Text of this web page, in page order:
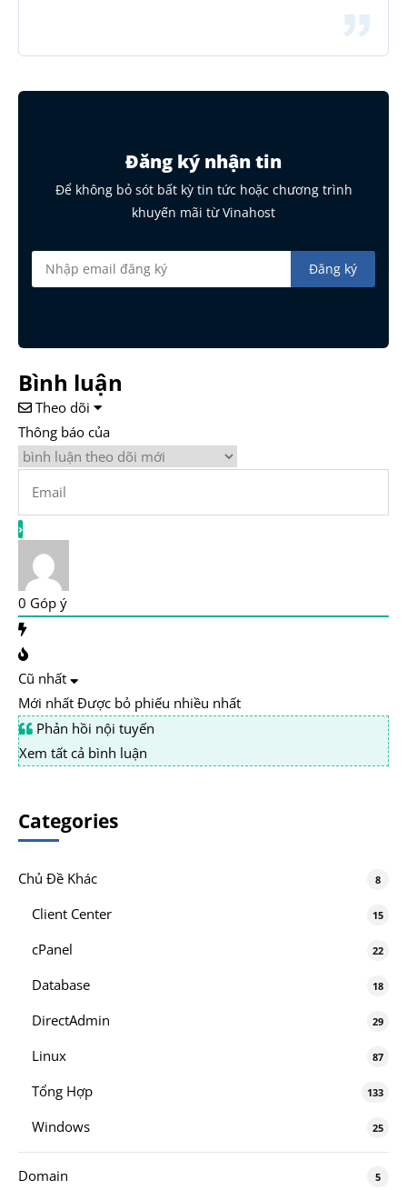
Đăng ký nhận tin
Để không bỏ sót bất kỳ tin tức hoặc chương trình
khuyến mãi từ Vinahost
Bình luận
Theo dõi
Thông báo của
0 Góp ý
Cũ nhất
Mới nhất Được bỏ phiếu nhiều nhất
Phản hồi nội tuyến
Xem tất cả bình luận
Categories
Chủ Đề Khác 8
Client Center 15
cPanel 22
Database 18
DirectAdmin 29
Linux 87
Tổng Hợp 133
Windows 25
Domain 5